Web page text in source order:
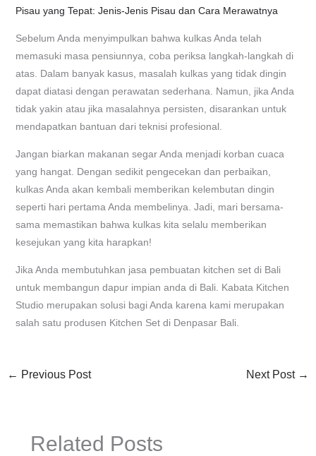
Pisau yang Tepat: Jenis-Jenis Pisau dan Cara Merawatnya
Sebelum Anda menyimpulkan bahwa kulkas Anda telah
memasuki masa pensiunnya, coba periksa langkah-langkah di
atas. Dalam banyak kasus, masalah kulkas yang tidak dingin
dapat diatasi dengan perawatan sederhana. Namun, jika Anda
tidak yakin atau jika masalahnya persisten, disarankan untuk
mendapatkan bantuan dari teknisi profesional.
Jangan biarkan makanan segar Anda menjadi korban cuaca
yang hangat. Dengan sedikit pengecekan dan perbaikan,
kulkas Anda akan kembali memberikan kelembutan dingin
seperti hari pertama Anda membelinya. Jadi, mari bersama-
sama memastikan bahwa kulkas kita selalu memberikan
kesejukan yang kita harapkan!
Jika Anda membutuhkan jasa pembuatan kitchen set di Bali
untuk membangun dapur impian anda di Bali. Kabata Kitchen
Studio merupakan solusi bagi Anda karena kami merupakan
salah satu produsen Kitchen Set di Denpasar Bali.
← Previous Post Next Post →
Related Posts